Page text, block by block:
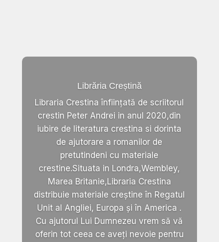
Librăria Creștină
Libraria Crestina înființată de scriitorul
crestin Peter Andrei in anul 2020,din
iubire de literatura crestina si dorinta
de ajutorare a romanilor de
pretutindeni cu materiale
crestine.Situata in Londra,Wembley,
Marea Britanie,Libraria Crestina
distribuie materiale creștine în Regatul
Unit al Angliei, Europa și în America .
Cu ajutorul Lui Dumnezeu vrem să vă
oferin tot ceea ce aveți nevoie pentru